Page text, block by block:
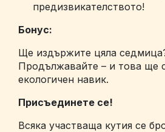
предизвикателството!
Бонус:
Ще издържите цяла
Продължавайте – и това ще
екологичен навик.
Присъединете се!
Всяка участваща кутия се